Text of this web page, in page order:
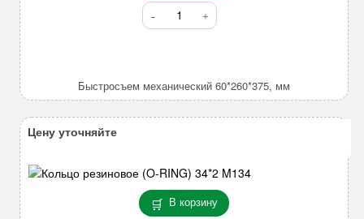
Количество
товара
мм
Быстросъем механический 60*260*375, мм
В корзину
Цену уточняйте